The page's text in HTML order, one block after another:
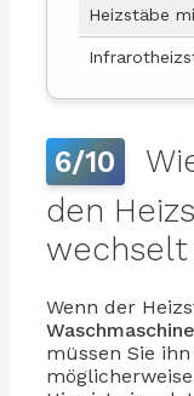
Heizstäbe
6/10
den
wechselt
Wenn der
Waschmaschine
müssen Sie ihn
möglicherweise